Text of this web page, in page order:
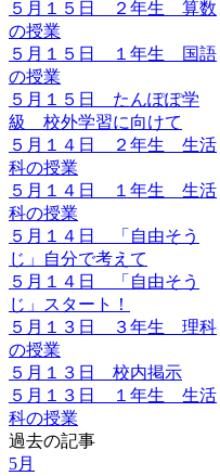
５月１５日 ２年生 算数
の授業
５月１５日 １年生 国語
の授業
５月１５日 たんぽぽ学
級 校外学習に向けて
５月１４日 ２年生 生活
科の授業
５月１４日 １年生 生活
科の授業
５月１４日 「自由そう
じ」自分で考えて
５月１４日 「自由そう
じ」スタート！
５月１３日 ３年生 理科
の授業
５月１３日 校内掲示
５月１３日 １年生 生活
科の授業
過去の記事
5月